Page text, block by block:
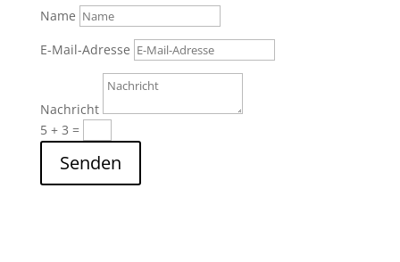
Name
E-Mail-Adresse
Nachricht
5 + 3 =
Senden